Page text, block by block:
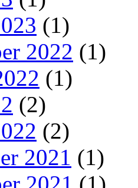
(1)
2022 (1)
(1)
(2)
(2)
2021 (1)